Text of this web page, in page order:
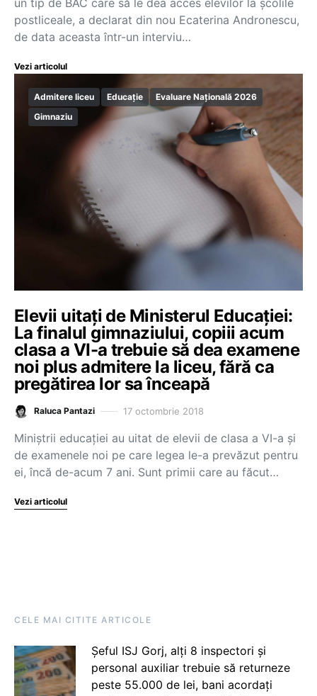
un tip de BAC care să le dea acces elevilor la şcolile
postliceale, a declarat din nou Ecaterina Andronescu,
de data aceasta într-un interviu…
Vezi articolul
Admitere liceu Educație
Evaluare Națională 2026
Gimnaziu
Elevii uitați de Ministerul Educației:
La finalul gimnaziului, copiii acum
clasa a VI-a trebuie să dea examene
noi plus admitere la liceu, fără ca
pregătirea lor sa înceapă
Raluca Pantazi 17 octombrie 2018
Miniștrii educației au uitat de elevii de clasa a VI-a și
de examenele noi pe care legea le-a prevăzut pentru
ei, încă de-acum 7 ani. Sunt primii care au făcut…
Vezi articolul
CELE MAI CITITE ARTICOLE
Șeful ISJ Gorj, alți 8 inspectori și
personal auxiliar trebuie să returneze
peste 55.000 de lei, bani acordați